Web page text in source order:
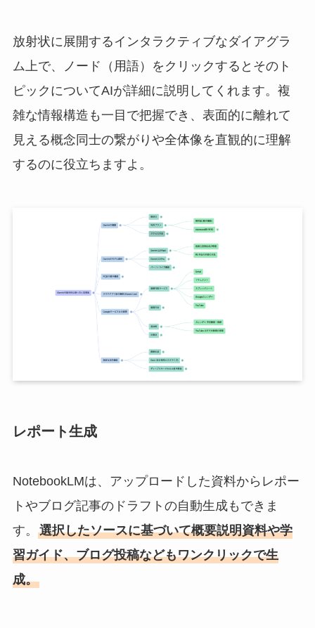
放射状に展開するインタラクティブなダイアグラ
ム上で、ノード（用語）をクリックするとそのト
ピックについてAIが詳細に説明してくれます。複
雑な情報構造も一目で把握でき、表面的に離れて
見える概念同士の繋がりや全体像を直観的に理解
するのに役立ちますよ。
レポート生成
NotebookLMは、アップロードした資料からレポー
トやブログ記事のドラフトの自動生成もできま
す。 選択したソースに基づいて概要説明資料や学
習ガイド、ブログ投稿などもワンクリックで生
成。